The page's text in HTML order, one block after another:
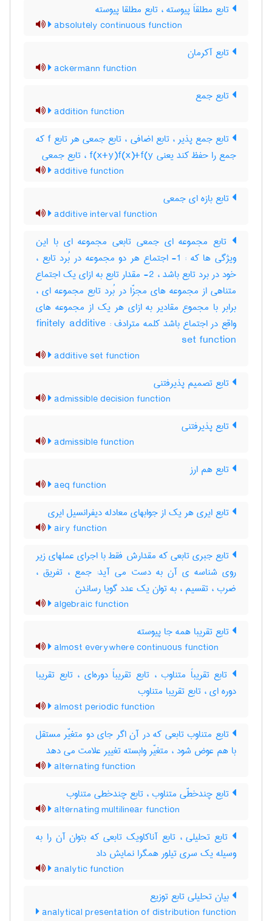
تابع مطلقاَ پیوسته ، تابع مطلقا پیوسته
absolutely continuous function
تابع آکرمان
ackermann function
تابع جمع
addition function
تابع جمع پذیر ، تابع اضافی ، تابع جمعی هر تابع f که
جمع را حفظ کند یعنی f(x+y)f(x)+f(y ، تابع جمعی
additive function
تابع بازه ای جمعی
additive interval function
تابع مجموعه ای جمعی تابعی مجموعه ای با این
ویژگی ها که : 1- اجتماع هر دو مجموعه در بُرد تابع ،
خود در برد تابع باشد ، 2- مقدار تابع به ازای یک اجتماع
متناهی از مجموعه های مجزّا در بُرد تابع مجموعه ای ،
برابر با مجموع مقادیر به ازای هر یک از مجموعه های
واقع در اجتماع باشد کلمه مترادف : finitely additive
set function
additive set function
تابع تصمیم پذیرفتنی
admissible decision function
تابع پذیرفتنی
admissible function
تابع هم ارز
aeq function
تابع ایری هر یک از جوابهای معادله دیفرانسیل ایری
airy function
تابع جبری تابعی که مقدارش فقط با اجرای عملهای زیر
روی شناسه ی آن به دست می آید: جمع ، تفریق ،
ضرب ، تقسیم ، به توان یک عدد گویا رساندن
algebraic function
تابع تقریبا همه جا پیوسته
almost everywhere continuous function
تابع تقریباً متناوب ، تابع تقریباً دوره‌ای ، تابع تقریبا
دوره ای ، تابع تقریبا متناوب
almost periodic function
تابع متناوب تابعی که در آن اگر جای دو متغیّر مستقل
با هم عوض شود ، متغیّر وابسته تغییر علامت می دهد
alternating function
تابع چندخطّی متناوب ، تابع چندخطی متناوب
alternating multilinear function
تابع تحلیلی ، تابع آناکاویک تابعی که بتوان آن را به
وسیله یک سری تیلور همگرا نمایش داد
analytic function
بیان تحلیلی تابع توزیع
analytical presentation of distribution function